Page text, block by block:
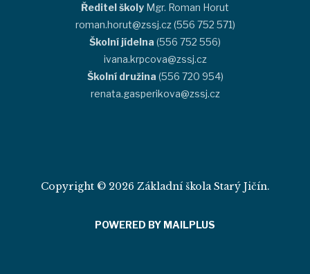
Ředitel školy Mgr. Roman Horut
roman.horut@zssj.cz (556 752 571)
Školní jídelna (556 752 556)
ivana.krpcova@zssj.cz
Školní družina (556 720 954)
renata.gasperikova@zssj.cz
Copyright © 2026 Základní škola Starý Jičín.
POWERED BY MAILPLUS